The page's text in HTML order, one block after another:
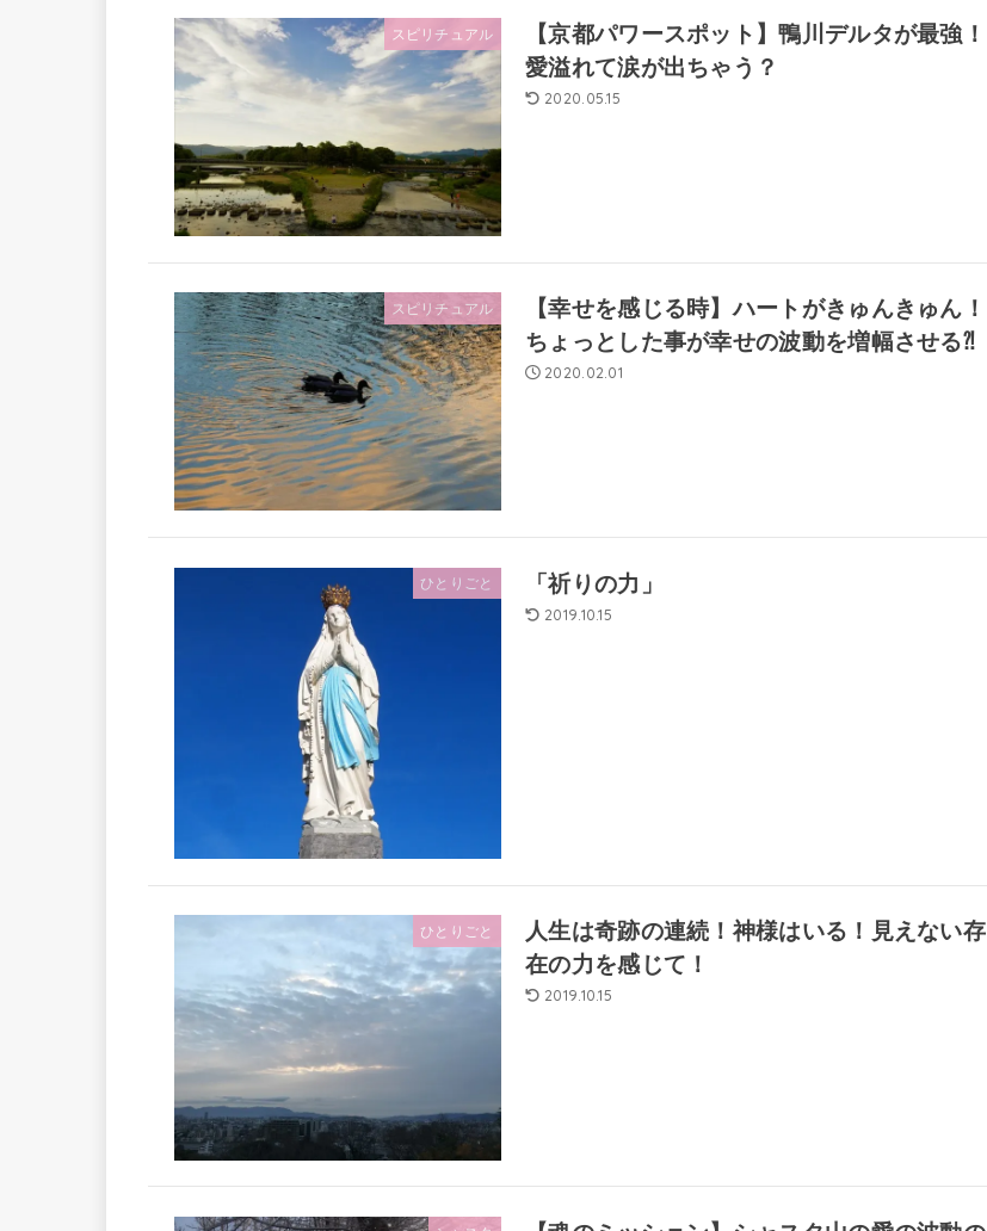
スピリチュアル
【京都パワースポット】鴨川デルタが最強！
愛溢れて涙が出ちゃう？
2020.05.15
スピリチュアル
【幸せを感じる時】ハートがきゅんきゅん！
ちょっとした事が幸せの波動を増幅させる⁈
2020.02.01
ひとりごと 「祈りの力」
2019.10.15
ひとりごと
人生は奇跡の連続！神様はいる！見えない存
在の力を感じて！
2019.10.15